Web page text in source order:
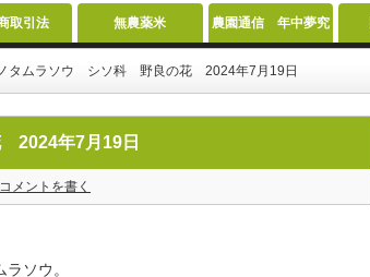
取引法 無農薬米 農園通信 年中夢究
タムラソウ シソ科 野良の花 2024年7月19日
年7月19日
コメントを書く
ソウ。